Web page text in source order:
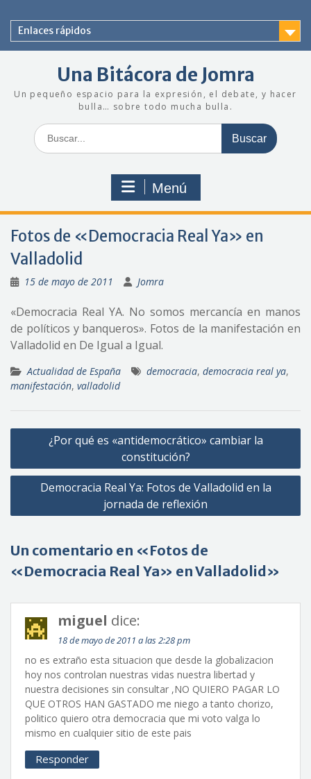
contenido
Enlaces rápidos
Una Bitácora de Jomra
Un pequeño espacio para la expresión, el debate, y hacer
bulla… sobre todo mucha bulla.
Buscar:
Menú
Fotos de «Democracia Real Ya» en
Valladolid
15 de mayo de 2011 Jomra
«Democracia Real YA. No somos mercancía en manos
de políticos y banqueros». Fotos de la manifestación en
Valladolid en De Igual a Igual.
Actualidad de España democracia, democracia real ya,
manifestación, valladolid
Navegación
entradas
¿Por qué es «antidemocrático» cambiar la
constitución?
Democracia Real Ya: Fotos de Valladolid en la
jornada de reflexión
Un comentario en «Fotos de
«Democracia Real Ya» en Valladolid»
miguel dice:
18 de mayo de 2011 a las 2:28 pm
no es extraño esta situacion que desde la globalizacion
hoy nos controlan nuestras vidas nuestra libertad y
nuestra decisiones sin consultar ,NO QUIERO PAGAR LO
QUE OTROS HAN GASTADO me niego a tanto chorizo,
politico quiero otra democracia que mi voto valga lo
mismo en cualquier sitio de este pais
Responder